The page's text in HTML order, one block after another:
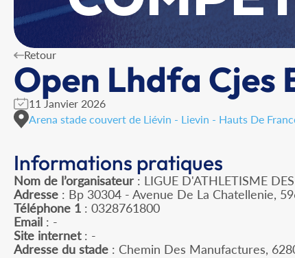
Retour
Open Lhdfa Cjes
11 Janvier 2026
Arena stade couvert de Liévin - Lievin - Hauts De
Informations pratiques
Nom de l’organisateur : LIGUE D'ATHLETISME
Adresse : Bp 30304 - Avenue De La Chatellenie,
Téléphone 1 : 0328761800
Email : -
Site internet: -
Adresse du stade : Chemin Des Manufactures,